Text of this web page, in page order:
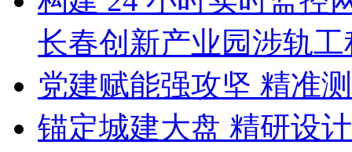
长春创新产业园涉轨
党建赋能强攻坚 精准
锚定城建大盘 精研设